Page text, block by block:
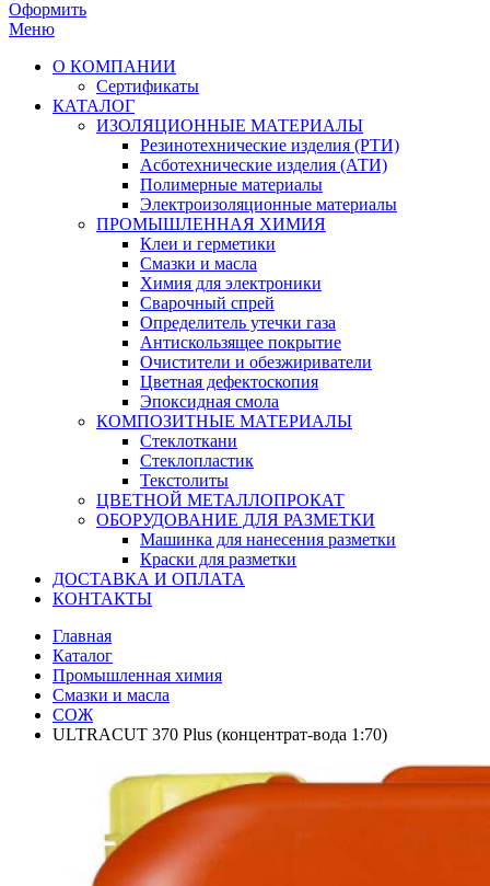
Оформить
Меню
О КОМПАНИИ
Сертификаты
КАТАЛОГ
ИЗОЛЯЦИОННЫЕ МАТЕРИАЛЫ
Резинотехнические изделия (РТИ)
Асботехнические изделия (АТИ)
Полимерные материалы
Электроизоляционные материалы
ПРОМЫШЛЕННАЯ ХИМИЯ
Клеи и герметики
Смазки и масла
Химия для электроники
Сварочный спрей
Определитель утечки газа
Антискользящее покрытие
Очистители и обезжириватели
Цветная дефектоскопия
Эпоксидная смола
КОМПОЗИТНЫЕ МАТЕРИАЛЫ
Стеклоткани
Стеклопластик
Текстолиты
ЦВЕТНОЙ МЕТАЛЛОПРОКАТ
ОБОРУДОВАНИЕ ДЛЯ РАЗМЕТКИ
Машинка для нанесения разметки
Краски для разметки
ДОСТАВКА И ОПЛАТА
КОНТАКТЫ
Главная
Каталог
Промышленная химия
Смазки и масла
СОЖ
ULTRACUT 370 Plus (концентрат-вода 1:70)